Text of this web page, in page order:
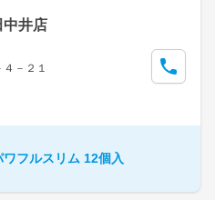
中井店
－２１
フルスリム 12個入